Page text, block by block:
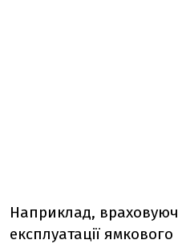
Наприклад,
експлуатації